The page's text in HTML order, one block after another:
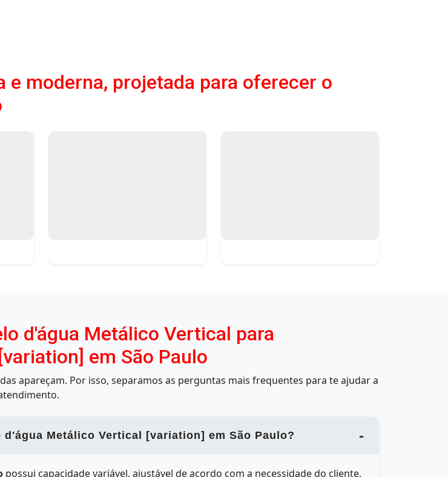
moderna, projetada para oferecer o
d'água Metálico Vertical para
em São Paulo
apareçam. Por isso, separamos as perguntas mais frequentes para te ajudar a
Metálico Vertical [variation] em São Paulo?
possui capacidade variável, ajustável de acordo com a necessidade do cliente.